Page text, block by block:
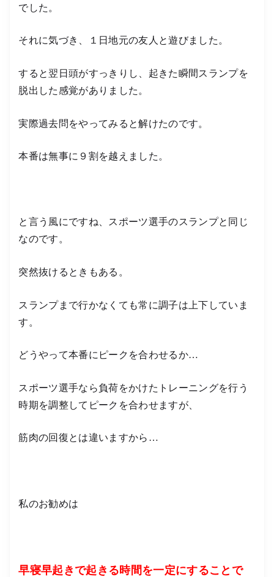
でした。
それに気づき、１日地元の友人と遊びました。
すると翌日頭がすっきりし、起きた瞬間スランプを
脱出した感覚がありました。
実際過去問をやってみると解けたのです。
本番は無事に９割を越えました。
と言う風にですね、スポーツ選手のスランプと同じ
なのです。
突然抜けるときもある。
スランプまで行かなくても常に調子は上下していま
す。
どうやって本番にピークを合わせるか…
スポーツ選手なら負荷をかけたトレーニングを行う
時期を調整してピークを合わせますが、
筋肉の回復とは違いますから…
私のお勧めは
早寝早起きで起きる時間を一定にすることで